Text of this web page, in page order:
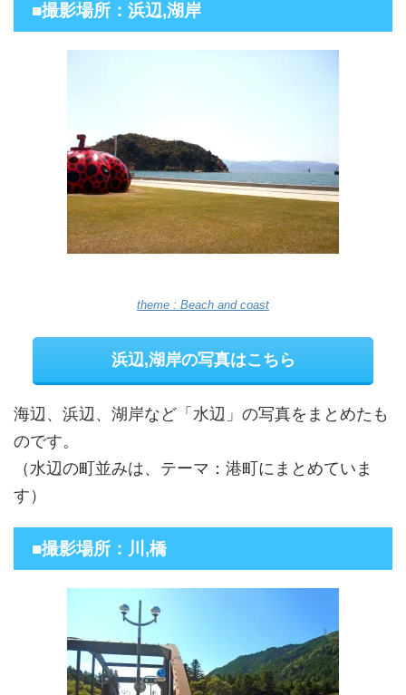
■撮影場所：浜辺,湖岸
theme : Beach and coast
浜辺,湖岸の写真はこちら
海辺、浜辺、湖岸など「水辺」の写真をまとめたも
のです。
（水辺の町並みは、テーマ：港町にまとめていま
す）
■撮影場所：川,橋